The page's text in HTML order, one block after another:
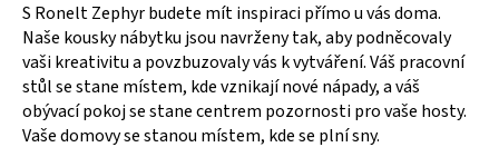
S Ronelt Zephyr budete mít inspiraci přímo u vás doma.
Naše kousky nábytku jsou navrženy tak, aby podněcovaly
vaši kreativitu a povzbuzovaly vás k vytváření. Váš pracovní
stůl se stane místem, kde vznikají nové nápady, a váš
obývací pokoj se stane centrem pozornosti pro vaše hosty.
Vaše domovy se stanou místem, kde se plní sny.